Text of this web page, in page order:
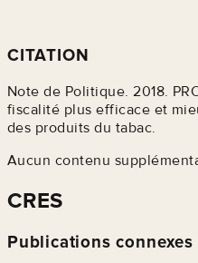
CITATION
Note de Politique. 2018.
fiscalité plus efficace et
des produits du tabac.
Aucun contenu
CRES
Publications connexes